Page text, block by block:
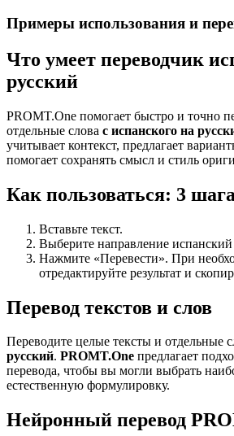
Примеры использования и
Что умеет переводчик
русский
PROMT.One помогает быстро и точно
отдельные слова с испанского на
учитывает контекст, предлагает
помогает сохранять смысл и стиль
Как пользоваться: 3
Вставьте текст.
Выберите направление
Нажмите «Перевести». При
отредактируйте результат и
Перевод текстов и слов
Переводите целые тексты и отдельные
русский. PROMT.One предлагает
перевода, чтобы вы могли выбрать
естественную формулировку.
Нейронный перевод